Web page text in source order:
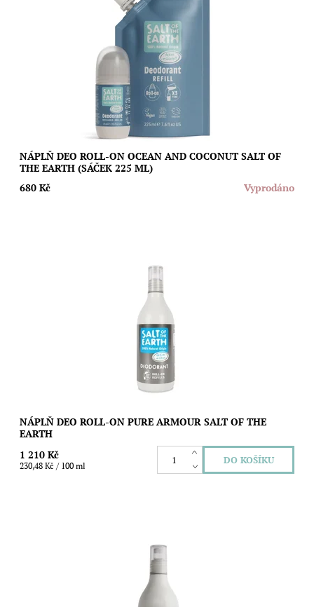
Ušetřete životní prostředí i svoji peněženku díky speciální
náplni s unisex svěží vůní moře a čerstvých kokosů pro roll-on
Vyprodáno
Salt of the Earth
NÁPLŇ DEO ROLL-ON OCEAN AND COCONUT SALT OF
THE EARTH (SÁČEK 225 ML)
680 Kč
Vyprodáno
Ušetřete životní prostředí i svoji peněženku díky speciální
náplni s mužnou vůní vetiveru a citrusů pro novou generaci
kuličkových deodorantů Salt...
Salt of the Earth
NÁPLŇ DEO ROLL-ON PURE ARMOUR SALT OF THE
EARTH
1 210 Kč
230,48 Kč / 100 ml
Nejoblíbenější přírodní deodorant s vůní melounu a okurky v
525 ml balení, se kterým naplníte sedm 75 ml sprejů. Šetřete